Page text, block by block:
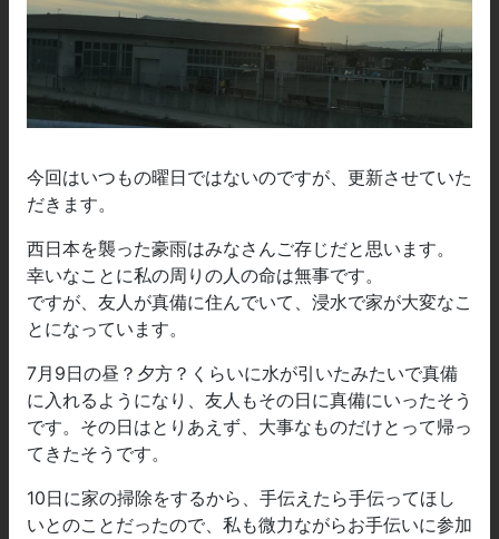
今回はいつもの曜日ではないのですが、更新させていた
だきます。
西日本を襲った豪雨はみなさんご存じだと思います。
幸いなことに私の周りの人の命は無事です。
ですが、友人が真備に住んでいて、浸水で家が大変なこ
とになっています。
7月9日の昼？夕方？くらいに水が引いたみたいで真備
に入れるようになり、友人もその日に真備にいったそう
です。その日はとりあえず、大事なものだけとって帰っ
てきたそうです。
10日に家の掃除をするから、手伝えたら手伝ってほし
いとのことだったので、私も微力ながらお手伝いに参加